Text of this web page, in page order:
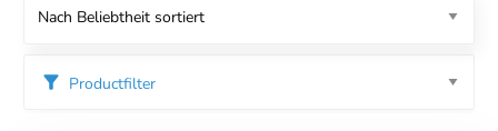
Productfilter